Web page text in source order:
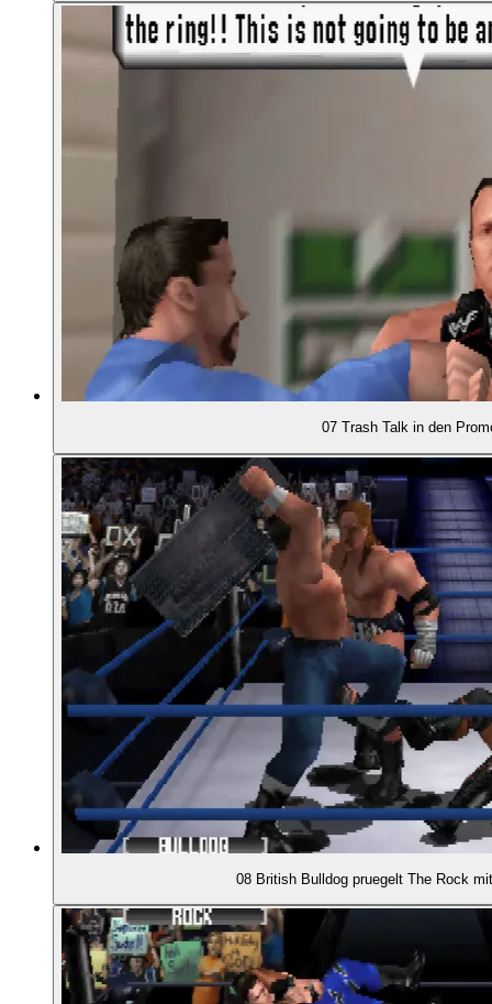
01:52:27 WEITERE WRESTLING-SPIELE
01:55:36
01:56:40 - Galactic Wrestling (2004)
01:57:29 - Wrestling heute: jugendfrei
01:58:27 FAZIT
02:01:32 - Aktive Modding-Szene
07 Trash Talk in den
08 British Bulldog pruegelt The Rock